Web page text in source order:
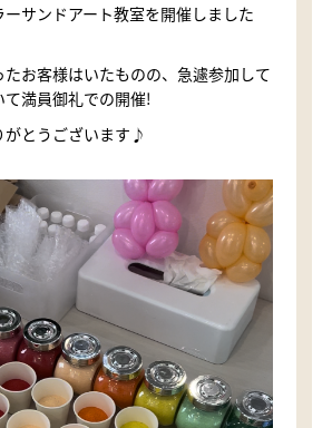
サンドアート教室を開催しました
お客様はいたものの、急遽参加して
て満員御礼での開催!
がとうございます♪